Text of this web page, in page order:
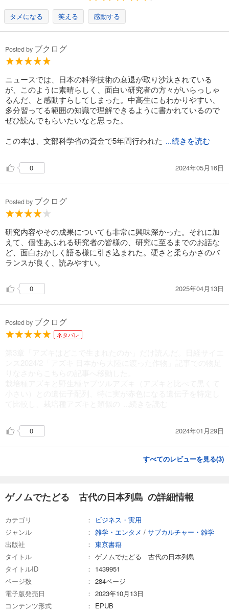
「ゲノムとは生き物の設計図である。血液型がＡ型だったりＢ型だった
り、目の色が黒かったり青かったりするのは、それぞれ設計図であるゲ
ノムのどこかに違いがあるからだ。植物でも同じことで、設計図が部分
的に書き換わってしまう（突然変異という）ことによって、色や形や大
きさに違いが生まれる。逆に言えば、設計図を読み解くことで、姿形の
違いや環境への適応能力の違いが進化したのかを理解することができ
る。ゲノムを読む、とはそういうことなのだ」
――内藤 健 〈第３章〉アズキはどこで生まれたのか より
「ウルシ（Toxicodendron vernicifluum）が日本で塗料として用いられ始
めたのは、遅くとも縄文時代早期という、かなり古い時代であるとされ
ている。多くの読者は、このような「高尚な」文化は中国伝来であると
いう先入観を持つかもしれない。しかし、実は遺跡に残された遺物の古
さだけを見ると日本のものの方が古い可能性もあり、漆文化は日本発祥
では、という説を唱える研究者もいるほどである。」
る。そのため、DNAをうまく回収し、その塩基配列を決定し、その配列
情報を使った研究でうまく「調理（料理？）」してあげれば、その人骨
のルーツや我々現代人との関係を語ってくれる。この場合、おいしい食
材はDNAであり、料理のための道具類はDNA配列を決定するためのシー
クエンサや解析するための統計ツールになるだろうか。
――神澤秀明 〈第４章〉日本列島人はどこから来たのか より
タメになる 笑える 感動する
Posted by ブクログ
ニュースでは、日本の科学技術の衰退が取り沙汰されている
が、このように素晴らしく、面白い研究者の方々がいらっしゃ
るんだ、と感動すらしてしまった。中高生にもわかりやすい、
多分習ってる範囲の知識で理解できるように書かれているので
ぜひ読んでもらいたいなと思った。
この本は、文部科学省の資金で5年間行われた ...続きを読む
0 2024年05月16日
Posted by ブクログ
研究内容やその成果についても非常に興味深かった。それに加
えて、個性あふれる研究者の皆様の、研究に至るまでのお話な
ど、面白おかしく語る様に引き込まれた。硬さと柔らかさのバ
ランスが良く、読みやすい。
0 2025年04月13日
Posted by ブクログ
ネタバレ
0 2024年01月29日
すべてのレビューを見る(3)
ゲノムでたどる 古代の日本列島 の詳細情報
カテゴリ
ビジネス・実用
ジャンル
雑学・エンタメ / サブカルチャー・雑学
出版社
東京書籍
タイトル
ゲノムでたどる 古代の日本列島
タイトルID
1439951
ページ数
284ページ
電子版発売日
2023年10月13日
コンテンツ形式
EPUB